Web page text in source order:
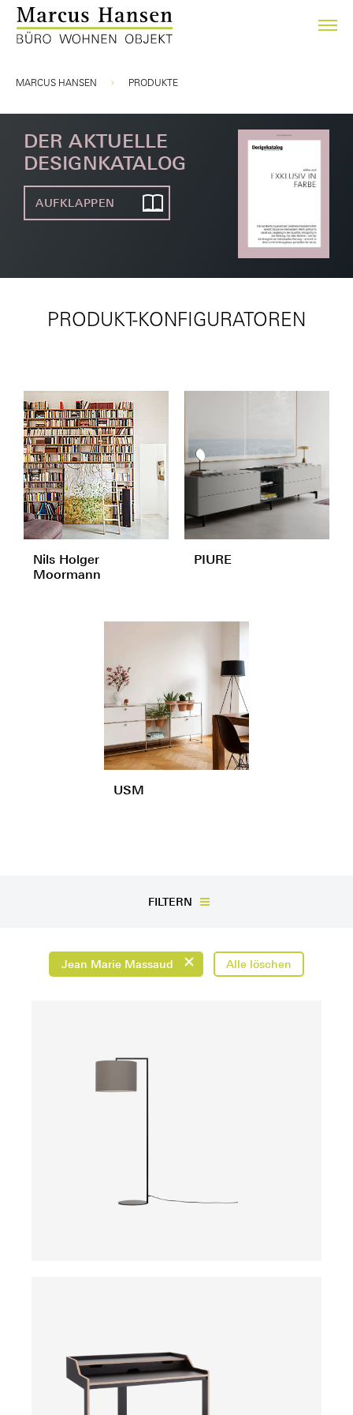
Sie sind hier:
MARCUS HANSEN PRODUKTE
DER AKTUELLE
DESIGNKATALOG
AUFKLAPPEN
PRODUKT-KONFIGURATOREN
Nils Holger
Moormann
PIURE
USM
FILTERN
Jean Marie Massaud Alle löschen